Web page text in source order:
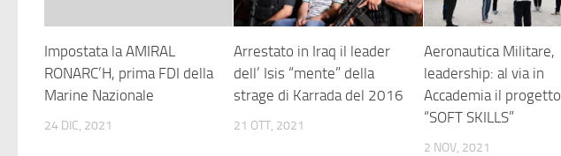
Impostata la AMIRAL
RONARC’H, prima FDI della
Marine Nazionale
24 DIC, 2021
Arrestato in Iraq il leader
dell’ Isis “mente” della
strage di Karrada del 2016
21 OTT, 2021
Aeronautica Militare,
leadership: al via in
Accademia il progetto
“SOFT SKILLS”
2 NOV, 2021